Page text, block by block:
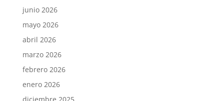
junio 2026
mayo 2026
abril 2026
marzo 2026
febrero 2026
enero 2026